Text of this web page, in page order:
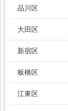
品川区
大田区
新宿区
板橋区
江東区